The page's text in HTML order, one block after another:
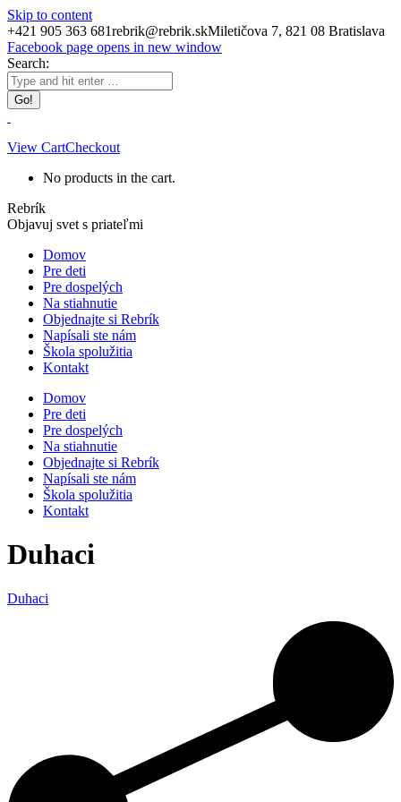
Skip to content
+421 905 363 681rebrik@rebrik.skMiletičova 7, 821 08 Bratislava
Facebook page opens in new window
Search:
View CartCheckout
No products in the cart.
Rebrík
Objavuj svet s priateľmi
Domov
Pre deti
Pre dospelých
Na stiahnutie
Objednajte si Rebrík
Napísali ste nám
Škola spolužitia
Kontakt
Domov
Pre deti
Pre dospelých
Na stiahnutie
Objednajte si Rebrík
Napísali ste nám
Škola spolužitia
Kontakt
Duhaci
Duhaci